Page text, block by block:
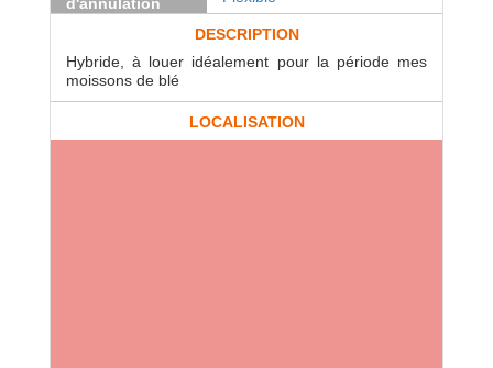
DESCRIPTION
Hybride, à louer idéalement pour la période mes
moissons de blé
LOCALISATION